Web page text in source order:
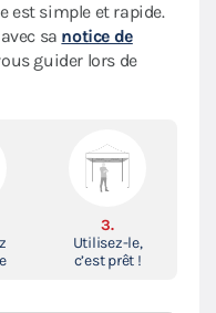
est simple et rapide.
sa notice de
guider lors de
3.
Utilisez-le,
c’est prêt !